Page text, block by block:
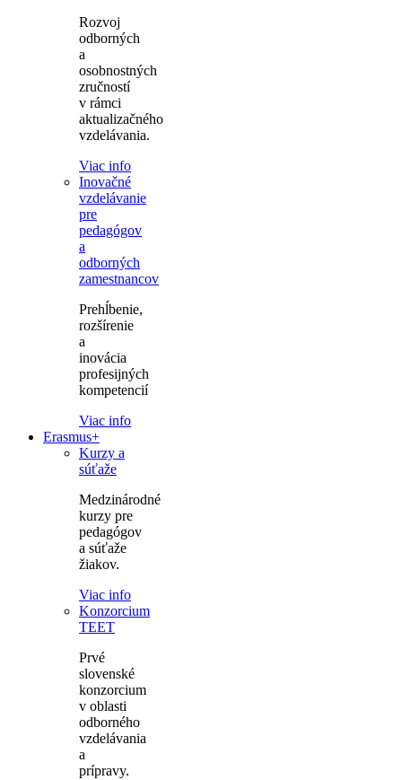
Rozvoj
odborných
a
osobnostných
zručností
v rámci
aktualizačného
vzdelávania.
Viac info
Inovačné
vzdelávanie
pre
pedagógov
a
odborných
zamestnancov
Prehĺbenie,
rozšírenie
a
inovácia
profesijných
kompetencií
Viac info
Erasmus+
Kurzy a
súťaže
Medzinárodné
kurzy pre
pedagógov
a súťaže
žiakov.
Viac info
Konzorcium
TEET
Prvé
slovenské
konzorcium
v oblasti
odborného
vzdelávania
a
prípravy.